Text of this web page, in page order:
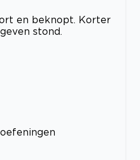
en beknopt. Korter
stond.